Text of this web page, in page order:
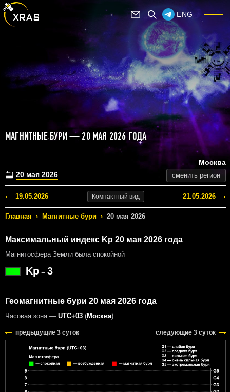
ENG
МАГНИТНЫЕ БУРИ — 20 МАЯ 2026 ГОДА
20 мая 2026
Москва
сменить регион
19.05.2026 Компактный вид 21.05.2026
Главная › Магнитные бури › 20 мая 2026
Максимальный индекс Kp 20 мая 2026 года
Магнитосфера Земли была спокойной
Kp = 3
Геомагнитные бури 20 мая 2026 года
Часовая зона — UTC+03 (Москва)
предыдущие 3 суток следующие 3 суток